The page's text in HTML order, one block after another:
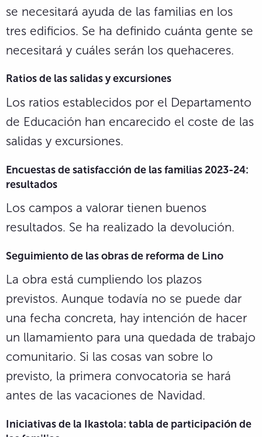
se necesitará ayuda de las familias en los
tres edificios. Se ha definido cuánta gente se
necesitará y cuáles serán los quehaceres.
Ratios de las salidas y excursiones
Los ratios establecidos por el Departamento
de Educación han encarecido el coste de las
salidas y excursiones.
Encuestas de satisfacción de las familias 2023-24:
resultados
Los campos a valorar tienen buenos
resultados. Se ha realizado la devolución.
Seguimiento de las obras de reforma de Lino
La obra está cumpliendo los plazos
previstos. Aunque todavía no se puede dar
una fecha concreta, hay intención de hacer
un llamamiento para una quedada de trabajo
comunitario. Si las cosas van sobre lo
previsto, la primera convocatoria se hará
antes de las vacaciones de Navidad.
Iniciativas de la Ikastola: tabla de participación de